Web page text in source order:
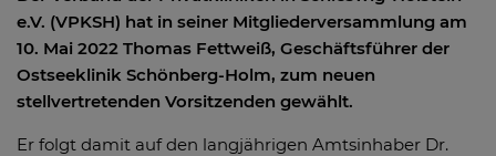
e.V. (VPKSH) hat in seiner Mitgliederversammlung am
10. Mai 2022 Thomas Fettweiß, Geschäftsführer der
Ostseeklinik Schönberg-Holm, zum neuen
stellvertretenden Vorsitzenden gewählt.
Er folgt damit auf den langjährigen Amtsinhaber Dr.